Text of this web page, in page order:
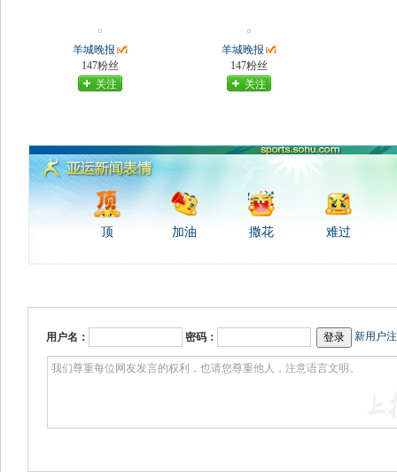
羊城晚报
147粉丝
关注
羊城晚报
147粉丝
关注
顶 加油 撒花 难过
用户名： 密码： 新用户